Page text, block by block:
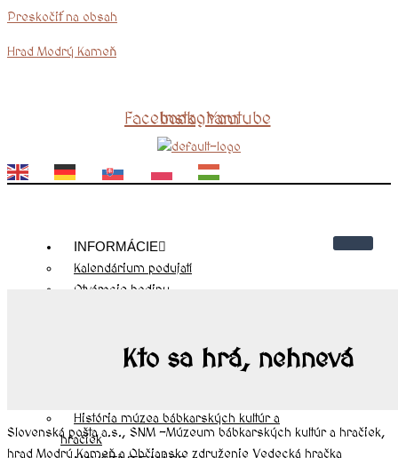
Preskočiť na obsah
Hrad Modrý Kameň
FacebookInstagramYoutube
INFORMÁCIE
Kalendárium podujatí
Otváracie hodiny
Návštevnícky poriadok
História múzea bábkarských kultúr a
hračiek
Kto sa hrá, nehnevá
Slovenská pošta a.s., SNM -Múzeum bábkarských kultúr a hračiek,
hrad Modrý Kameň a Občianske združenie Vedecká hračka